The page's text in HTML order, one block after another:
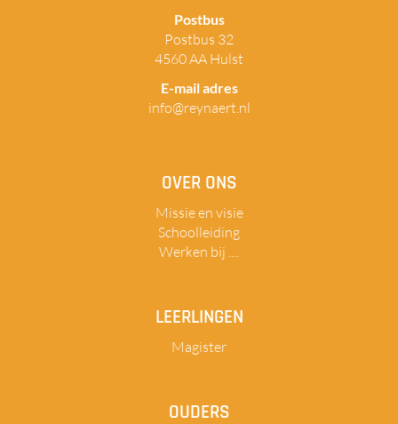
Postbus
Postbus 32
4560 AA Hulst
E-mail adres
info@reynaert.nl
OVER ONS
Missie en visie
Schoolleiding
Werken bij ....
LEERLINGEN
Magister
OUDERS